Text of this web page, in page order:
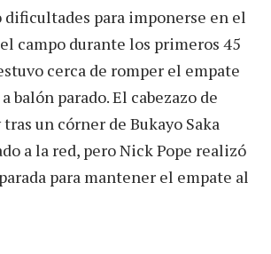
para imponerse en el
campo durante los primeros 45
cerca de romper el empate
balón parado. El cabezazo de
un córner de Bukayo Saka
a la red, pero Nick Pope realizó
para mantener el empate al